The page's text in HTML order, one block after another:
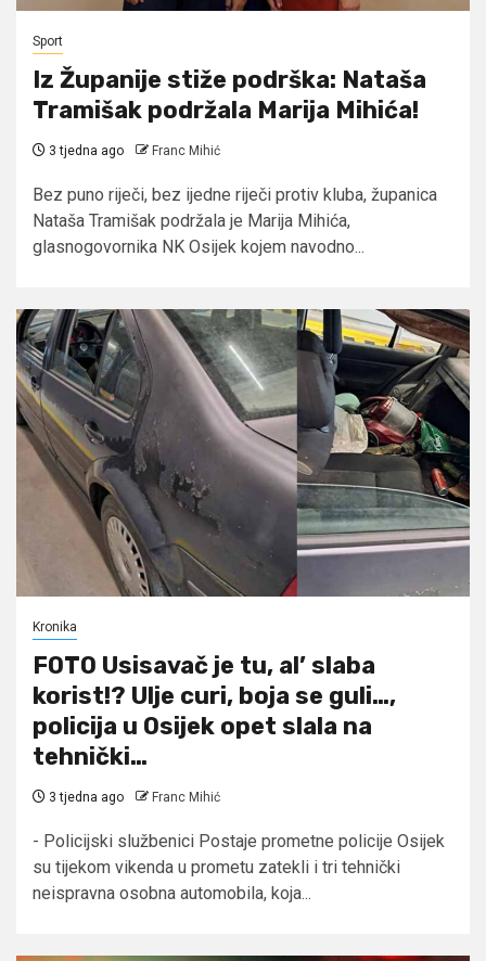
Sport
Iz Županije stiže podrška: Nataša
Tramišak podržala Marija Mihića!
3 tjedna ago Franc Mihić
Bez puno riječi, bez ijedne riječi protiv kluba, županica
Nataša Tramišak podržala je Marija Mihića,
glasnogovornika NK Osijek kojem navodno...
Kronika
FOTO Usisavač je tu, al’ slaba
korist!? Ulje curi, boja se guli…,
policija u Osijek opet slala na
tehnički…
3 tjedna ago Franc Mihić
- Policijski službenici Postaje prometne policije Osijek
su tijekom vikenda u prometu zatekli i tri tehnički
neispravna osobna automobila, koja...